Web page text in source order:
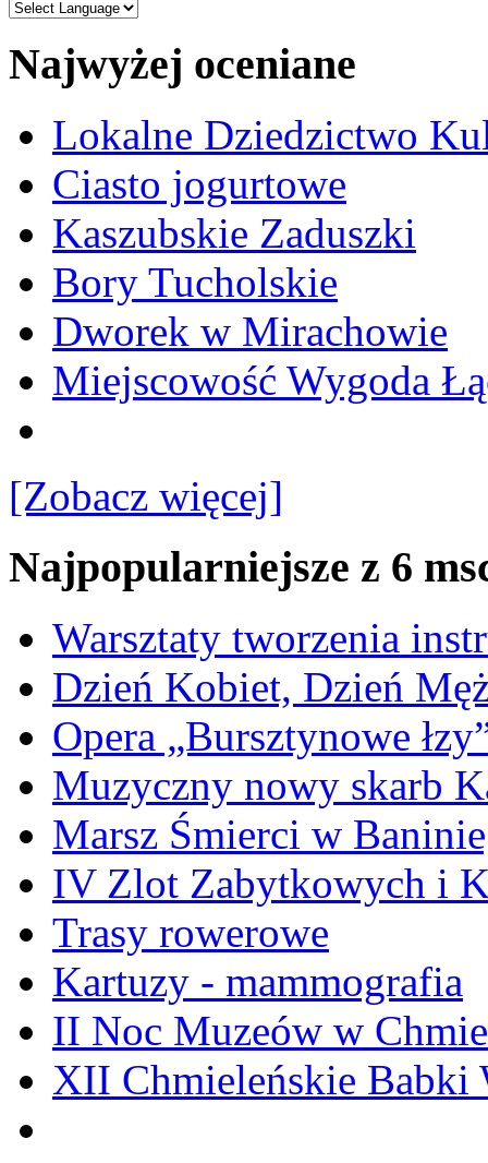
Najwyżej oceniane
Lokalne Dziedzictwo
Ciasto jogurtowe
Kaszubskie Zaduszki
Bory Tucholskie
Dworek w Mirachowie
Miejscowość Wygoda
[Zobacz więcej]
Najpopularniejsze z 6
Warsztaty tworzenia
Dzień Kobiet, Dzień
Opera „Bursztynowe
Muzyczny nowy skarb
Marsz Śmierci w
IV Zlot Zabytkowych i
Trasy rowerowe
Kartuzy - mammografia
II Noc Muzeów w
XII Chmieleńskie Babki